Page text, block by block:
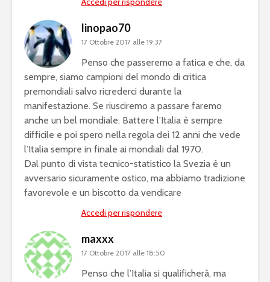
linopao70
17 Ottobre 2017 alle 19:37
Penso che passeremo a fatica e che, da
sempre, siamo campioni del mondo di critica
premondiali salvo ricrederci durante la
manifestazione. Se riusciremo a passare faremo
anche un bel mondiale. Battere l’Italia è sempre
difficile e poi spero nella regola dei 12 anni che vede
l’Italia sempre in finale ai mondiali dal 1970.
Dal punto di vista tecnico-statistico la Svezia è un
avversario sicuramente ostico, ma abbiamo tradizione
favorevole e un biscotto da vendicare
Accedi per rispondere
maxxx
17 Ottobre 2017 alle 18:50
Penso che l’Italia si qualificherà, ma